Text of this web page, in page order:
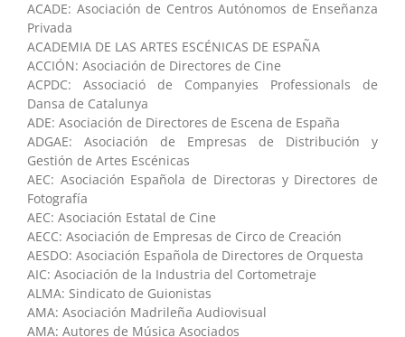
ACADE: Asociación de Centros Autónomos de Enseñanza
Privada
ACADEMIA DE LAS ARTES ESCÉNICAS DE ESPAÑA
ACCIÓN: Asociación de Directores de Cine
ACPDC: Associació de Companyies Professionals de
Dansa de Catalunya
ADE: Asociación de Directores de Escena de España
ADGAE: Asociación de Empresas de Distribución y
Gestión de Artes Escénicas
AEC: Asociación Española de Directoras y Directores de
Fotografía
AEC: Asociación Estatal de Cine
AECC: Asociación de Empresas de Circo de Creación
AESDO: Asociación Española de Directores de Orquesta
AIC: Asociación de la Industria del Cortometraje
ALMA: Sindicato de Guionistas
AMA: Asociación Madrileña Audiovisual
AMA: Autores de Música Asociados